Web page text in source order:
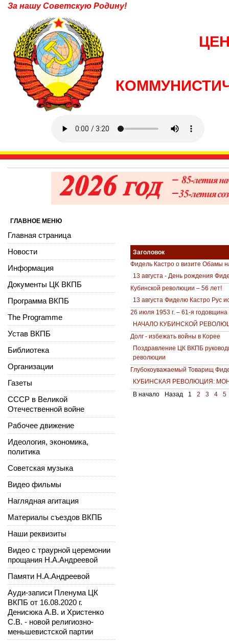
За нашу Советскую Родину!
Заголовок
Фидель Кастро о визите Обамы
13 августа - День рождения
Кубинской революции – 56 лет!
13 августа Фиделю Кастро Рус
26 июля 1953 г. – 61-я
НАЧАЛО КУБИНСКОЙ
Долг - избежать войны в Корее
Поздравление ЦК ВКПБ
революции
Глубокоуважаемый Товарищ
КУБИНСКАЯ РЕВОЛЮЦИЯ:
В начало
Назад 1 2 3 4 5
ГЛАВНОЕ МЕНЮ
Главная страница
Новости
Информация
Документы ЦК ВКПБ
Программа ВКПБ
The Programme
Устав ВКПБ
Библиотека
Организации
Газеты
СССР в Великой
Отечественной войне
Рабочее движение
Идеология, экономика,
политика
Советская музыка
Видео фильмы
Наглядная агитация
Материалы съездов ВКПБ
Наши реквизиты
Видео с траурной церемонии
прощания Н.А.Андреевой
Памяти Н.А.Андреевой
Ауди-записи Пленума ЦК
ВКПБ от 16.08.2020 г.
Денисюка А.В. и Христенко
С.В. - новой религиозно-
меньшевистской партии